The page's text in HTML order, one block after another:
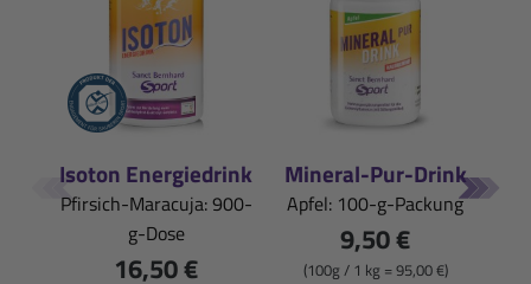
Isoton Energiedrink
Pfirsich-Maracuja: 900-
g-Dose
16,50 €
Mineral-Pur-Drink
Apfel: 100-g-Packung
9,50 €
(100g / 1 kg = 95,00 €)